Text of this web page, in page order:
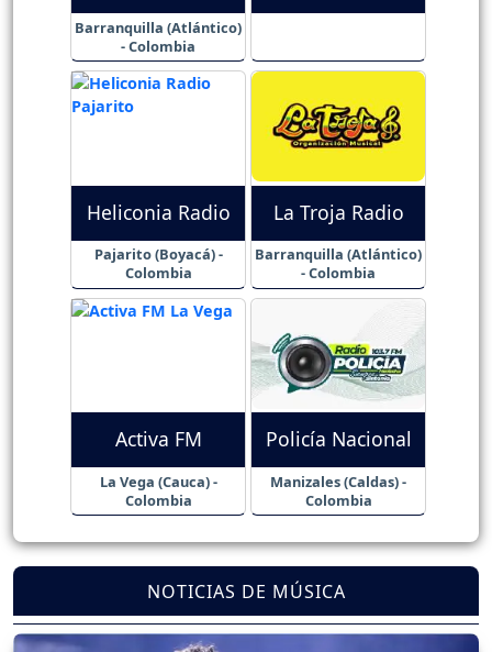
Barranquilla (Atlántico)
- Colombia
Heliconia Radio
Pajarito (Boyacá) -
Colombia
La Troja Radio
Barranquilla (Atlántico)
- Colombia
Activa FM
La Vega (Cauca) -
Colombia
Policía Nacional
Manizales (Caldas) -
Colombia
NOTICIAS DE MÚSICA